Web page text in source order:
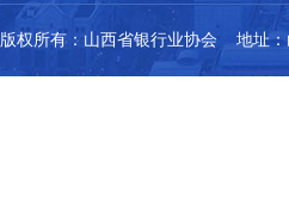
版权所有：山西省银行业协会 地址